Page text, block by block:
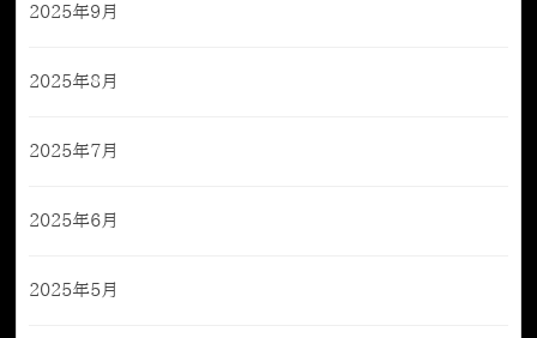
2025年9月
2025年8月
2025年7月
2025年6月
2025年5月